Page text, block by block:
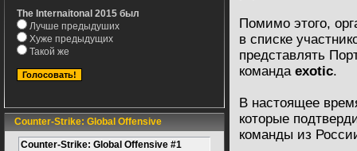
The Internaitonal 2015 был
Лучше предыдуших
Хуже предыдущих
Такой же
Counter-Strike: Global Offensive
Counter-Strike: Global Offensive #1
Помимо этого,
в списке
представлять
команда exotic.
В настоящее
которые
команды из